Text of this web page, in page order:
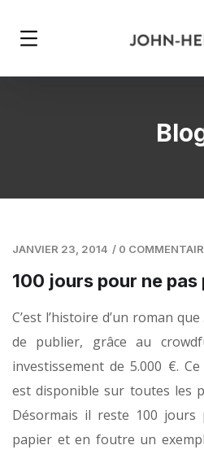
JANVIER 23, 2014 / 0
100 jours pour ne
C’est l’histoire d’un roman
de publier, grâce au
investissement de 5.000 €.
est disponible sur toutes les
Désormais il reste 100
papier et en foutre un